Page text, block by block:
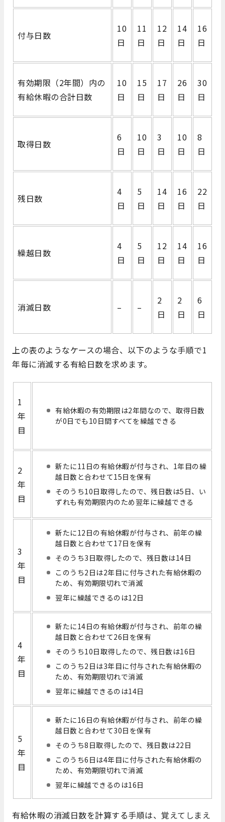
付与日数
10
日
11
日
12
日
14
日
16
日
有効期限（2年間）内の
有給休暇の合計日数
10
日
15
日
17
日
26
日
30
日
取得日数
6
日
10
日
3
日
10
日
8
日
残日数
4
日
5
日
14
日
16
日
22
日
繰越日数
4
日
5
日
12
日
14
日
16
日
消滅日数 – –
2
日
2
日
6
日
上の表のようなケースの場合、以下のような手順で1
年毎に消滅する有給日数を求めます。
1
年
目
有給休暇の有効期限は2年間なので、取得日数
が0日でも10日間すべてを繰越できる
2
年
目
新たに11日の有給休暇が付与され、1年目の繰
越日数と合わせて15日を保有
そのうち10日取得したので、残日数は5日、い
ずれも有効期限内のため翌年に繰越できる
3
年
目
新たに12日の有給休暇が付与され、前年の繰
越日数と合わせて17日を保有
そのうち3日取得したので、残日数は14日
このうち2日は2年目に付与された有給休暇の
ため、有効期限切れで消滅
翌年に繰越できるのは12日
4
年
目
新たに14日の有給休暇が付与され、前年の繰
越日数と合わせて26日を保有
そのうち10日取得したので、残日数は16日
このうち2日は3年目に付与された有給休暇の
ため、有効期限切れで消滅
翌年に繰越できるのは14日
5
年
目
新たに16日の有給休暇が付与され、前年の繰
越日数と合わせて30日を保有
そのうち8日取得したので、残日数は22日
このうち6日は4年目に付与された有給休暇の
ため、有効期限切れで消滅
翌年に繰越できるのは16日
有給休暇の消滅日数を計算する手順は、覚えてしまえ